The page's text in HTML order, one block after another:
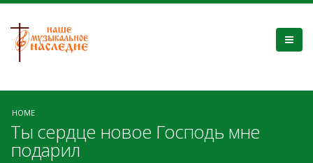
HOME
Ты сердце новое Господь мне
подарил